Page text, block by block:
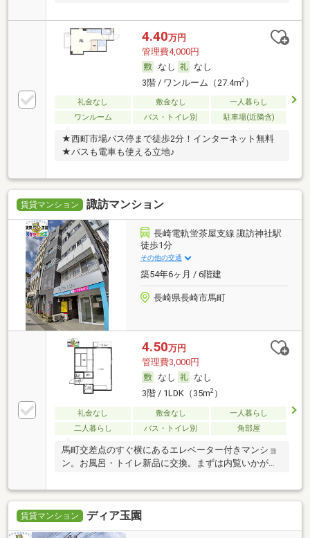
4.40万円
管理費4,000円
なし
なし
3階 / ワンルーム（27.4m2）
礼金なし 敷金なし
一人暮らし
ワンルーム
バス・トイレ別 駐車場(近隣含)
★西町市場バス停まで徒歩2分！インターネット無料
★バスも電車も使える立地♪
賃貸マンション 諏訪マンション
長崎電軌蛍茶屋支線 諏訪神社駅
徒歩1分
その他の交通
築54年6ヶ月 / 6階建
長崎県長崎市馬町
4.50万円
管理費3,000円
なし
なし
3階 / 1LDK（35m2）
礼金なし 敷金なし
一人暮らし
二人暮らし
バス・トイレ別 角部屋
馬町交差点のすぐ横にあるエレベーター付きマンショ
ン。お風呂・トイレ新品に交換。まずは内覧いかがで
賃貸マンション ディア玉園